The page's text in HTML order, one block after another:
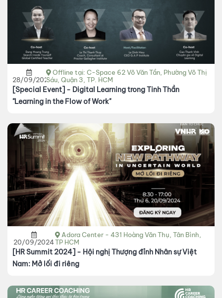
28/09/2024
Offline tại: C-Space 62 Võ Văn Tần, Phường Võ Thị
Sáu, Quận 3, TP. HCM
[Special Event] - Digital Learning trong Tinh Thần
"Learning in the Flow of Work"
20/09/2024
Adora Center - 431 Hoàng Văn Thụ, Tân Bình,
TP HCM
[HR Summit 2024] - Hội nghị Thượng đỉnh Nhân sự Việt
Nam: Mở lối đi riêng